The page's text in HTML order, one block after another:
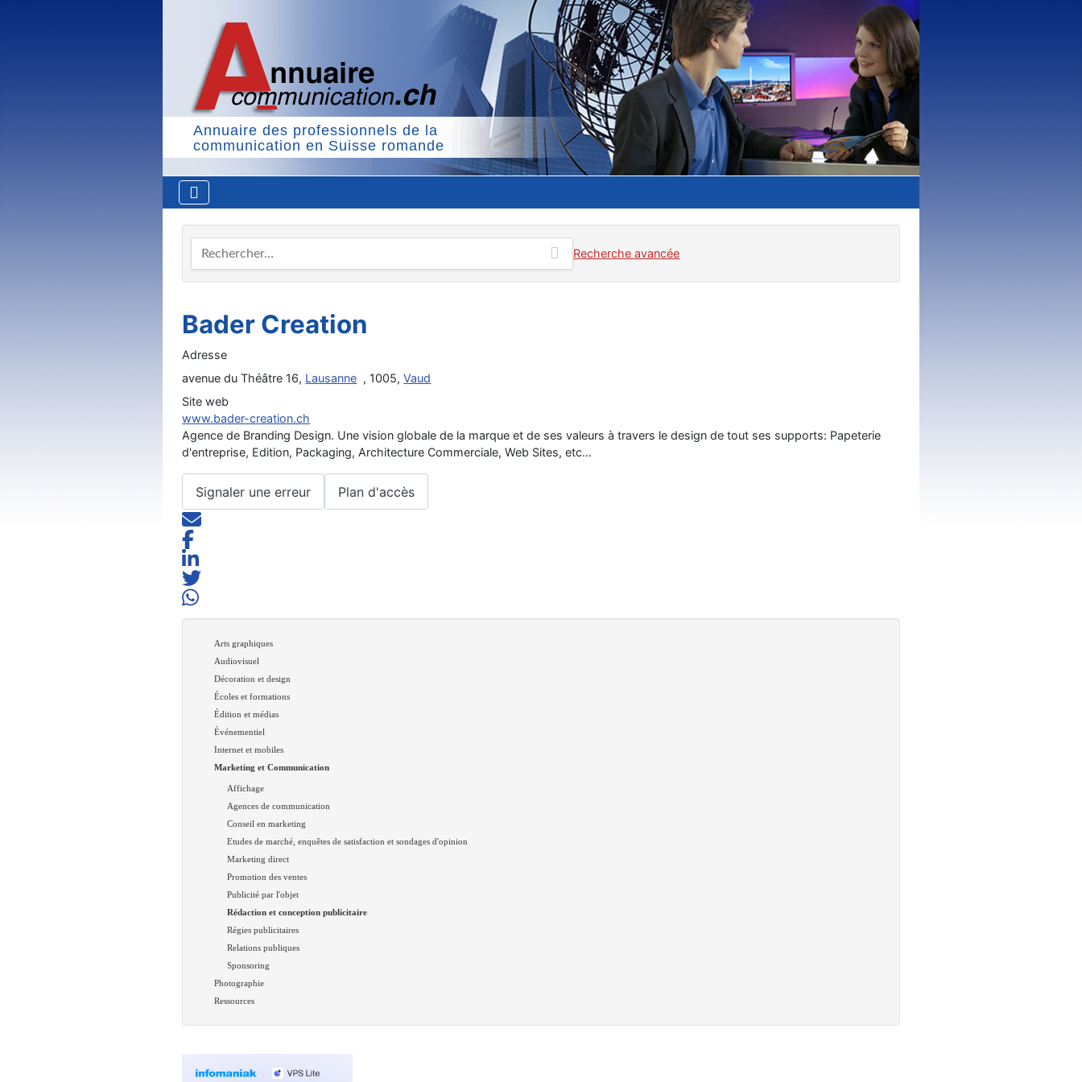
Annuaire des professionnels de la
communication en Suisse romande
Recherche avancée
Bader Creation
Adresse
avenue du Théâtre 16, Lausanne , 1005,Vaud
Site web
www.bader-creation.ch
Agence de Branding Design. Une vision globale de la marque et de ses valeurs à travers le design de tout ses supports: Papeterie
d'entreprise, Edition, Packaging, Architecture Commerciale, Web Sites, etc…
Signaler une erreur Plan d'accès
Arts graphiques
Audiovisuel
Décoration et design
Écoles et formations
Édition et médias
Événementiel
Internet et mobiles
Marketing et Communication
Affichage
Agences de communication
Conseil en marketing
Etudes de marché, enquêtes de satisfaction et sondages d'opinion
Marketing direct
Promotion des ventes
Publicité par l'objet
Rédaction et conception publicitaire
Régies publicitaires
Relations publiques
Sponsoring
Photographie
Ressources